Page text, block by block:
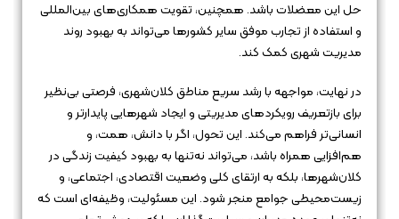
حل این معضلات باشد. همچنین، تقویت همکاری‌های بین‌المللی
و استفاده از تجارب موفق سایر کشورها می‌تواند به بهبود روند
مدیریت شهری کمک کند.
در نهایت، مواجهه با رشد سریع مناطق کلان‌شهری، فرصتی بی‌نظیر
برای بازتعریف رویکردهای مدیریتی و ایجاد شهرهایی پایدارتر و
انسانی‌تر فراهم می‌کند. این تحول، اگر با دانش، همت، و
هم‌افزایی همراه باشد، می‌تواند نه‌تنها به بهبود کیفیت زندگی در
کلان‌شهرها، بلکه به ارتقای کلی وضعیت اقتصادی، اجتماعی، و
زیست‌محیطی جوامع منجر شود. این مسئولیت، وظیفه‌ای است که